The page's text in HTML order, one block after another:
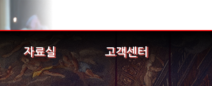
자료실 고객센터